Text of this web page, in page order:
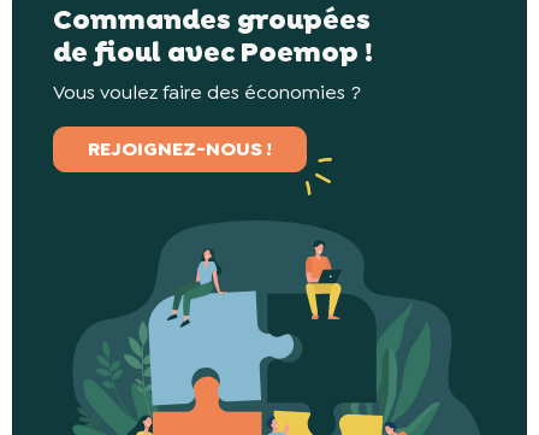
Commandes groupées
de fioul avec Poemop !
Vous voulez faire des économies ?
REJOIGNEZ-NOUS !